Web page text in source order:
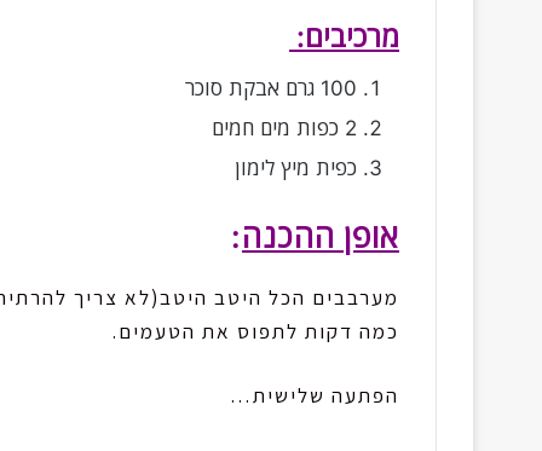
מרכיבים:
100 גרם אבקת סוכר
2 כפות מים חמים
כפית מיץ לימון
אופן ההכנה:
מערבבים הכל היטב היטב(לא צריך
כמה דקות לתפוס את הטעמים.
הפתעה שלישית…